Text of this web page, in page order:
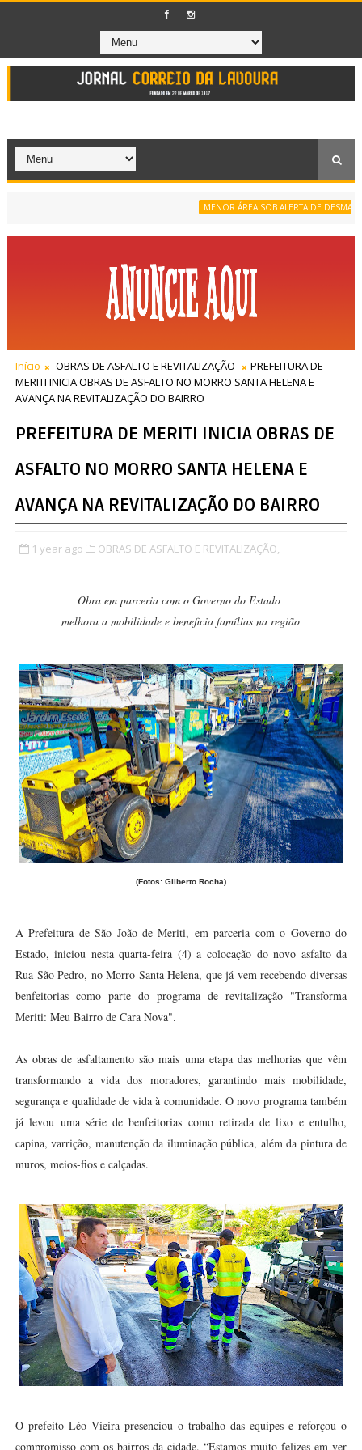
MENOR ÁREA SOB ALERTA DE
Início OBRAS DE ASFALTO E REVITALIZAÇÃO
PREFEITURA DE
MERITI INICIA OBRAS DE ASFALTO NO MORRO SANTA HELENA E
AVANÇA NA REVITALIZAÇÃO DO BAIRRO
PREFEITURA DE MERITI INICIA OBRAS DE
ASFALTO NO MORRO SANTA HELENA E
AVANÇA NA REVITALIZAÇÃO DO BAIRRO
1 year ago OBRAS DE ASFALTO E REVITALIZAÇÃO,
Obra em parceria com o Governo do Estado
melhora a mobilidade e beneficia famílias na região
(Fotos: Gilberto Rocha)
A Prefeitura de São João de Meriti, em parceria com o Governo do
Estado, iniciou nesta quarta-feira (4) a colocação do novo asfalto da
Rua São Pedro, no Morro Santa Helena, que já vem recebendo diversas
benfeitorias como parte do programa de revitalização "Transforma
Meriti: Meu Bairro de Cara Nova".
As obras de asfaltamento são mais uma etapa das melhorias que vêm
transformando a vida dos moradores, garantindo mais mobilidade,
segurança e qualidade de vida à comunidade. O novo programa também
já levou uma série de benfeitorias como retirada de lixo e entulho,
capina, varrição, manutenção da iluminação pública, além da pintura de
muros, meios-fios e calçadas.
O prefeito Léo Vieira presenciou o trabalho das equipes e reforçou o
compromisso com os bairros da cidade. “Estamos muito felizes em ver